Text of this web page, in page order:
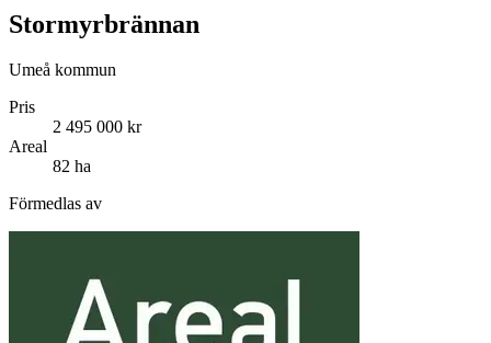
Stormyrbrännan
Umeå kommun
Pris
2 495 000 kr
Areal
82 ha
Förmedlas av